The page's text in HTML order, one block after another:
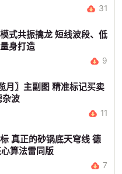
31
式共振擒龙 短线波段、低
身打造
9
月〗主副图 精准标记买卖
杂波
11
真正的砂锅底天穹线 德
算法雷同版
7